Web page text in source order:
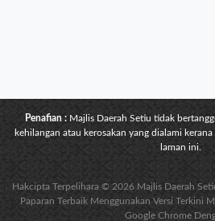
Penafian : Majlis Daerah Setiu tidak
kehilangan atau kerosakan yang dialami
laman ini.
Hakcipta Terpelihara © 2026 Majlis Daerah
Paparan Terbaik Menggunakan Versi Terkini
Google Chrome